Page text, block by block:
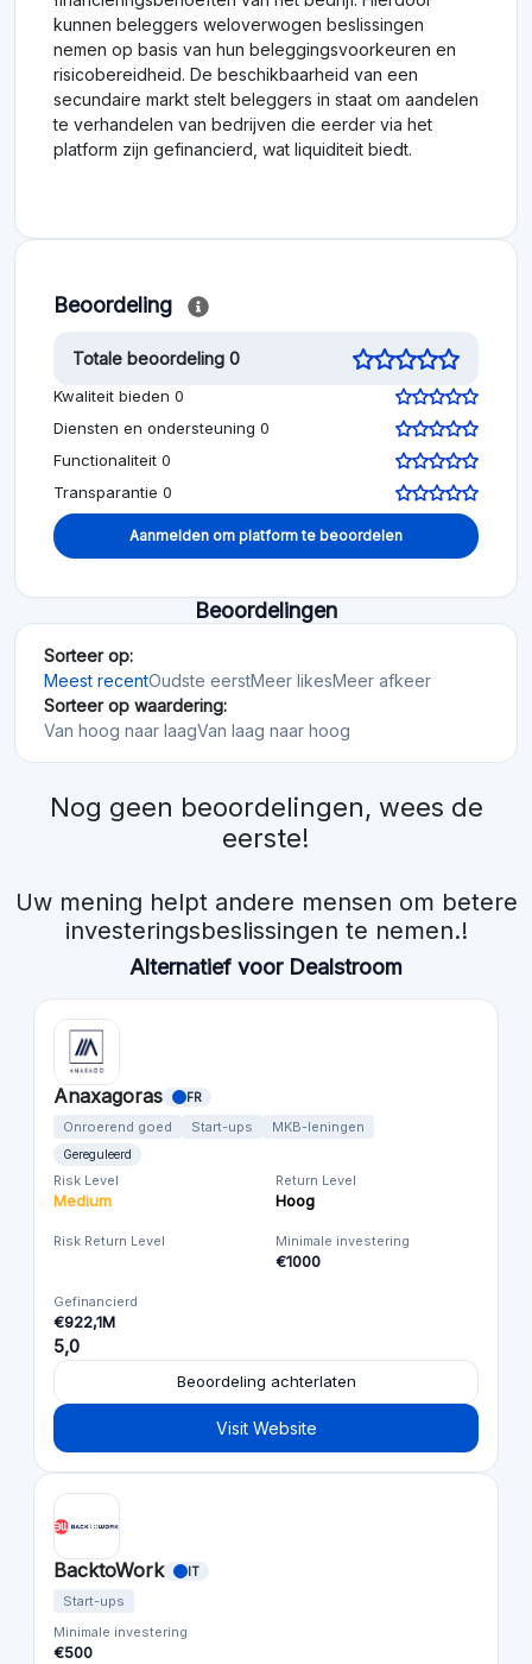
kunnen beleggers weloverwogen beslissingen
nemen op basis van hun beleggingsvoorkeuren en
risicobereidheid. De beschikbaarheid van een
secundaire markt stelt beleggers in staat om aandelen
te verhandelen van bedrijven die eerder via het
platform zijn gefinancierd, wat liquiditeit biedt.
Beoordeling
Totale beoordeling 0
Kwaliteit bieden 0
Diensten en ondersteuning 0
Functionaliteit 0
Transparantie 0
Aanmelden om platform te beoordelen
Beoordelingen
Sorteer op:
Meest recentOudste eerstMeer likesMeer afkeer
Sorteer op waardering:
Van hoog naar laagVan laag naar hoog
Nog geen beoordelingen, wees de
eerste!
Uw mening helpt andere mensen om betere
investeringsbeslissingen te nemen.!
Alternatief voor Dealstroom
Anaxagoras FR
Onroerend goed Start-ups MKB-leningen
Gereguleerd
Risk Level
Medium
Return Level
Hoog
Risk Return Level Minimale investering
€1000
Gefinancierd
€922,1M
5,0
Beoordeling achterlaten
Visit Website
BacktoWork IT
Start-ups
Minimale investering
€500